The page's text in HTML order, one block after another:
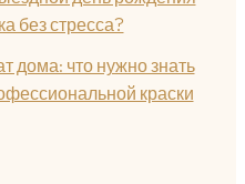
без стресса?
дома: что нужно знать
краски